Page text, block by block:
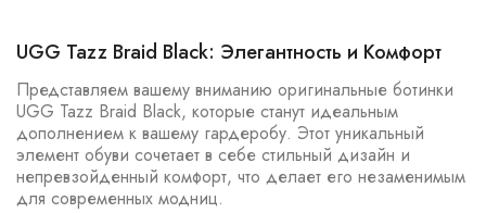
UGG Tazz Braid Black: Элегантность и Комфорт
Представляем вашему вниманию оригинальные ботинки
UGG Tazz Braid Black, которые станут идеальным
дополнением к вашему гардеробу. Этот уникальный
элемент обуви сочетает в себе стильный дизайн и
непревзойденный комфорт, что делает его незаменимым
для современных модниц.